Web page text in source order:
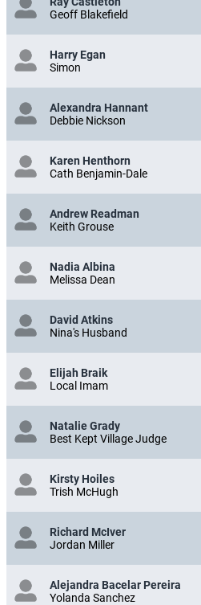
Geoff Blakefield
Harry Egan
Simon
Alexandra Hannant
Debbie Nickson
Karen Henthorn
Cath Benjamin-Dale
Andrew Readman
Keith Grouse
Nadia Albina
Melissa Dean
David Atkins
Nina's Husband
Elijah Braik
Local Imam
Natalie Grady
Best Kept Village Judge
Kirsty Hoiles
Trish McHugh
Richard McIver
Jordan Miller
Alejandra Bacelar Pereira
Yolanda Sanchez